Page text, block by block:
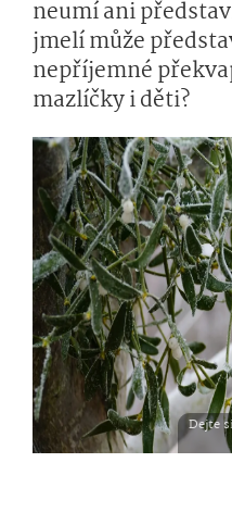
neumí ani
jmelí může
nepříjemné
mazlíčky i děti?
Dejte